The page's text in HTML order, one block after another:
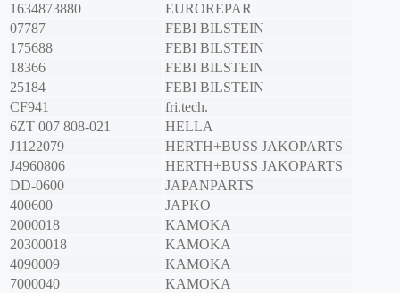
1634873880
EUROREPAR
07787
FEBI BILSTEIN
175688
FEBI BILSTEIN
18366
FEBI BILSTEIN
25184
FEBI BILSTEIN
CF941
fri.tech.
6ZT 007 808-021
HELLA
J1122079
HERTH+BUSS JAKOPARTS
J4960806
HERTH+BUSS JAKOPARTS
DD-0600
JAPANPARTS
400600
JAPKO
2000018
KAMOKA
20300018
KAMOKA
4090009
KAMOKA
7000040
KAMOKA